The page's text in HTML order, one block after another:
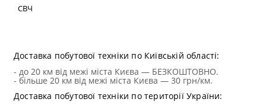
СВЧ
Доставка побутової техніки по Київській області:
- до 20 км від межі міста Києва — БЕЗКОШТОВНО.
- більше 20 км від межі міста Києва — 30 грн/км.
Доставка побутової техніки по території України: